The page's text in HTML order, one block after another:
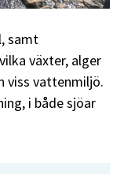
samt
växter, alger
viss vattenmiljö.
i både sjöar